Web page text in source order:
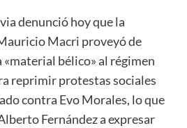
denunció hoy que la
Macri proveyó de
bélico» al régimen
reprimir protestas sociales
contra Evo Morales, lo que
Fernández a expresar